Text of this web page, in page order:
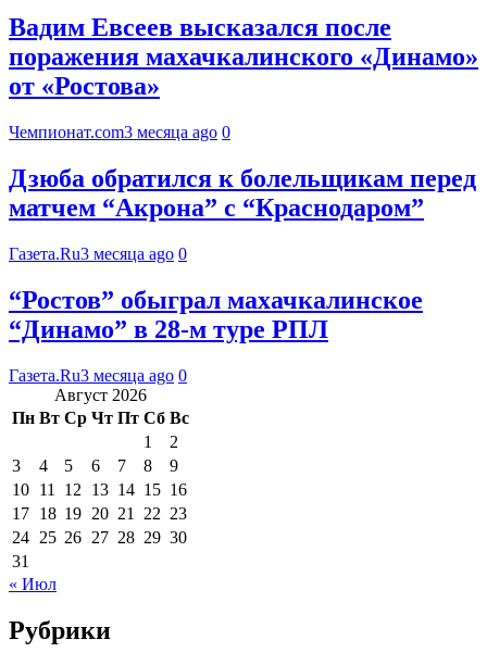
Вадим Евсеев высказался после
поражения махачкалинского «Динамо»
от «Ростова»
Чемпионат.com3 месяца ago 0
Дзюба обратился к болельщикам перед
матчем “Акрона” с “Краснодаром”
Газета.Ru3 месяца ago 0
“Ростов” обыграл махачкалинское
“Динамо” в 28-м туре РПЛ
Газета.Ru3 месяца ago 0
Август 2026
Пн Вт Ср Чт Пт Сб Вс
1
2
3
4 5 6 7 8
9
10 11 12 13 14 15 16
17 18 19 20 21 22 23
24 25 26 27 28 29 30
31
« Июл
Рубрики